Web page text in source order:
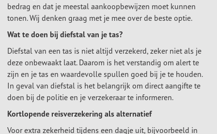
bedrag en dat je meestal aankoopbewijzen moet kunnen
tonen. Wij denken graag met je mee over de beste optie.
Wat te doen bij diefstal van je tas?
Diefstal van een tas is niet altijd verzekerd, zeker niet als je
deze onbewaakt laat. Daarom is het verstandig om alert te
zijn en je tas en waardevolle spullen goed bij je te houden.
In geval van diefstal is het belangrijk om direct aangifte te
doen bij de politie en je verzekeraar te informeren.
Kortlopende reisverzekering als alternatief
Voor extra zekerheid tijdens een dagje uit, bijvoorbeeld in